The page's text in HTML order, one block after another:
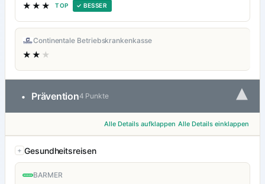
★★★ TOP ✓ BESSER
Continentale Betriebskrankenkasse
★★ ★
• Prävention4 Punkte ▾
Alle Details aufklappen Alle Details einklappen
Gesundheitsreisen
BARMER